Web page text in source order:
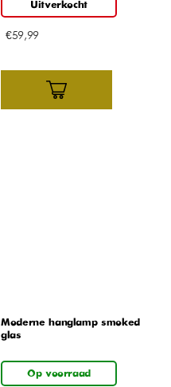
Uitverkocht
€59,99
Moderne hanglamp smoked
glas
Op voorraad